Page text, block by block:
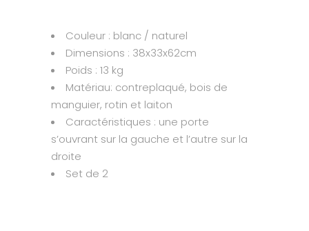
Couleur : blanc / naturel
Dimensions : 38x33x62cm
Poids : 13 kg
Matériau: contreplaqué, bois de
manguier, rotin et laiton
Caractéristiques : une porte
s’ouvrant sur la gauche et l’autre sur la
droite
Set de 2